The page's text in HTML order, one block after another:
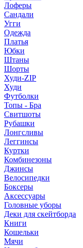
Лоферы
Сандали
Угги
Одежда
Платья
Юбки
Штаны
Шорты
Худи-ZIP
Худи
Футболки
Топы - Бра
Свитшоты
Рубашки
Лонгсливы
Леггинсы
Куртки
Комбинезоны
Джинсы
Велосипедки
Боксеры
Аксессуары
Головные уборы
Деки для скейтборда
Книги
Кошельки
Мячи